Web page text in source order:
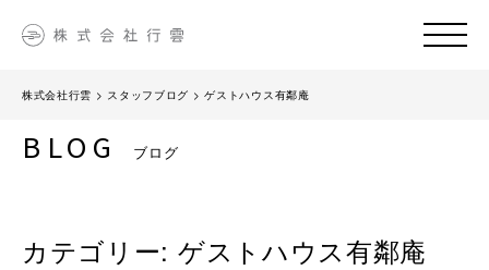
株式会社行雲 > スタッフブログ >ゲストハウス有鄰庵
BLOG ブログ
カテゴリー: ゲストハウス有鄰庵